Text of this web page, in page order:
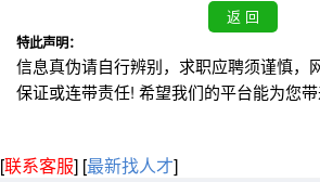
特此声明：
信息真伪请自行辨别，求职应聘须谨慎，
保证或连带责任! 希望我们的平台能为您带
[联系客服] [最新找人才]